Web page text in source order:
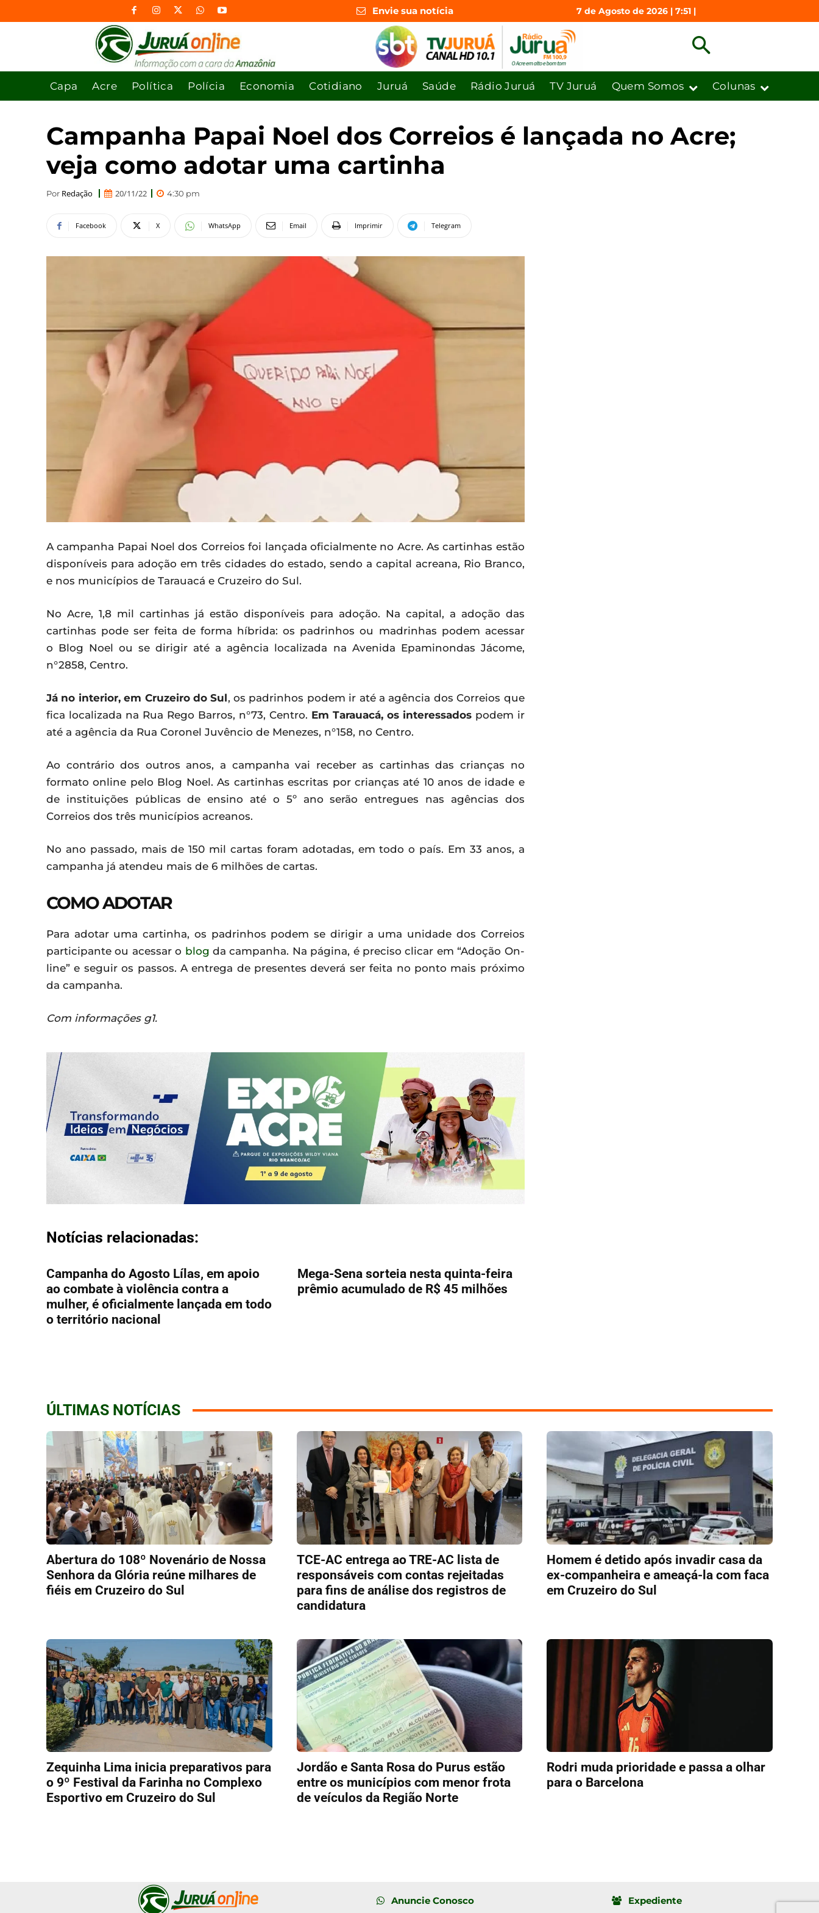
Envie sua notícia 7 de Agosto de 2026 | 7:51 |
Capa Acre Política Polícia Economia Cotidiano Juruá Saúde Rádio Juruá TV Juruá Quem Somos Colunas
Campanha Papai Noel dos Correios é lançada no Acre;
veja como adotar uma cartinha
Por Redação 20/11/22 4:30 pm
Facebook X WhatsApp Email Imprimir Telegram
A campanha Papai Noel dos Correios foi lançada oficialmente no Acre. As cartinhas estão
disponíveis para adoção em três cidades do estado, sendo a capital acreana, Rio Branco,
e nos municípios de Tarauacá e Cruzeiro do Sul.
No Acre, 1,8 mil cartinhas já estão disponíveis para adoção. Na capital, a adoção das
cartinhas pode ser feita de forma híbrida: os padrinhos ou madrinhas podem acessar
o Blog Noel ou se dirigir até a agência localizada na Avenida Epaminondas Jácome,
n°2858, Centro.
Já no interior, em Cruzeiro do Sul, os padrinhos podem ir até a agência dos Correios que
fica localizada na Rua Rego Barros, n°73, Centro. Em Tarauacá, os interessadospodem ir
até a agência da Rua Coronel Juvêncio de Menezes, n°158, no Centro.
Ao contrário dos outros anos, a campanha vai receber as cartinhas das crianças no
formato online pelo Blog Noel. As cartinhas escritas por crianças até 10 anos de idade e
de instituições públicas de ensino até o 5º ano serão entregues nas agências dos
Correios dos três municípios acreanos.
No ano passado, mais de 150 mil cartas foram adotadas, em todo o país. Em 33 anos, a
campanha já atendeu mais de 6 milhões de cartas.
COMO ADOTAR
Para adotar uma cartinha, os padrinhos podem se dirigir a uma unidade dos Correios
participante ou acessar o blog da campanha. Na página, é preciso clicar em “Adoção On-
line” e seguir os passos. A entrega de presentes deverá ser feita no ponto mais próximo
da campanha.
Com informações g1.
Notícias relacionadas:
Campanha do Agosto Lílas, em apoio
ao combate à violência contra a
mulher, é oficialmente lançada em todo
o território nacional
Mega-Sena sorteia nesta quinta-feira
prêmio acumulado de R$ 45 milhões
ÚLTIMAS NOTÍCIAS
Abertura do 108º Novenário de Nossa
Senhora da Glória reúne milhares de
fiéis em Cruzeiro do Sul
TCE-AC entrega ao TRE-AC lista de
responsáveis com contas rejeitadas
para fins de análise dos registros de
candidatura
Homem é detido após invadir casa da
ex-companheira e ameaçá-la com faca
em Cruzeiro do Sul
Zequinha Lima inicia preparativos para
o 9º Festival da Farinha no Complexo
Esportivo em Cruzeiro do Sul
Jordão e Santa Rosa do Purus estão
entre os municípios com menor frota
de veículos da Região Norte
Rodri muda prioridade e passa a olhar
para o Barcelona
Anuncie Conosco Expediente